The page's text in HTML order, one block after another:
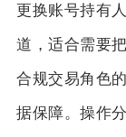
更换账号持有
道，适合需要
合规交易角色
据保障。操作